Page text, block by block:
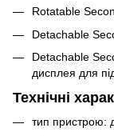
Rotatable
Detachable
Detachable
дисплея для
Технічні
тип пристрою: